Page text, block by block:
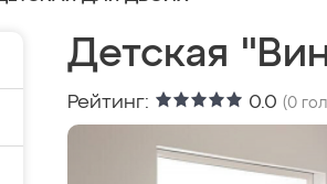
Детская
Рейтинг: 0.0 (0